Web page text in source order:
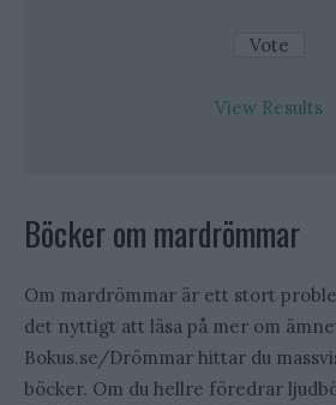
View Results
Böcker om mardrömmar
Om mardrömmar är ett stort
det nyttigt att läsa på mer om
Bokus.se/Drömmar hittar du
böcker. Om du hellre föredrar